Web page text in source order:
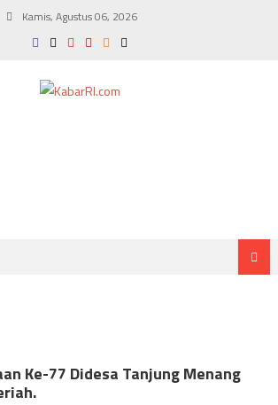
Kamis, Agustus 06, 2026
Ke-77 Didesa Tanjung Menang